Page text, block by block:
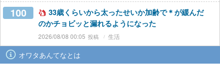
100
33歳くらいから太ったせいか加齢で＊が緩んだ
のかチョビッと漏れるようになった
2026/08/08 00:05 生活
オワタあんてなとは